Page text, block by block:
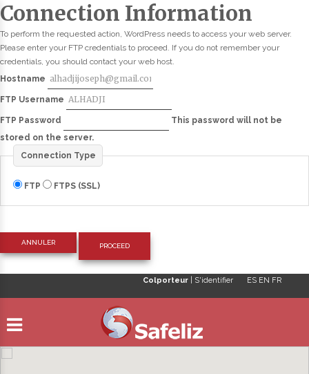
Connection Information
To perform the requested action, WordPress needs to access your web server.
Please enter your FTP credentials to proceed. If you do not remember your
credentials, you should contact your web host.
Hostname
FTP Username
FTP Password
This password will not be
stored on the server.
Connection Type
FTP FTPS (SSL)
ANNULER
Colporteur S'identifier ES EN FR